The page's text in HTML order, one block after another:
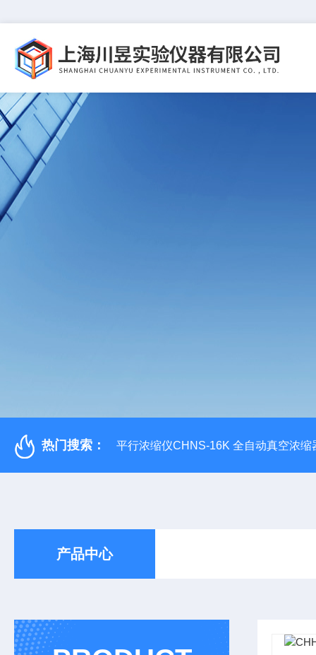
热门搜索： 平行浓缩仪CHNS-16K 全自动真空浓缩
产品中心